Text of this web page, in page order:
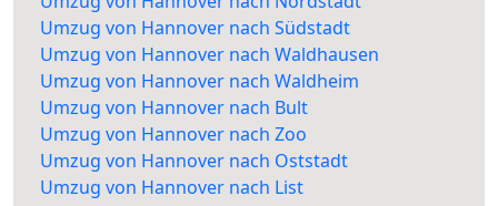
Umzug von Hannover nach Südstadt
Umzug von Hannover nach Waldhausen
Umzug von Hannover nach Waldheim
Umzug von Hannover nach Bult
Umzug von Hannover nach Zoo
Umzug von Hannover nach Oststadt
Umzug von Hannover nach List